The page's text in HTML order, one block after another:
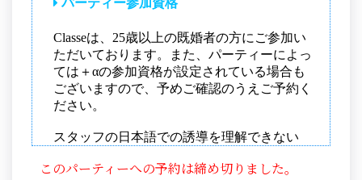
このパーティーへの予約は締め切りました。